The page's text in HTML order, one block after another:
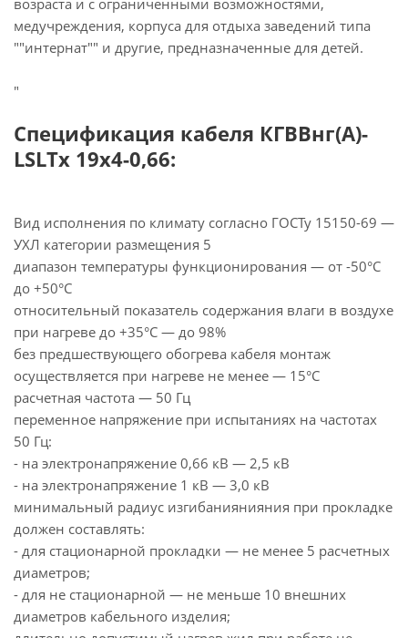
возраста и с ограниченными возможностями,
медучреждения, корпуса для отдыха заведений типа
""интернат"" и другие, предназначенные для детей.
"
Спецификация кабеля КГВВнг(А)-
LSLTx 19х4-0,66:
Вид исполнения по климату согласно ГОСТу 15150-69 —
УХЛ категории размещения 5
диапазон температуры функционирования — от -50°С
до +50°С
относительный показатель содержания влаги в воздухе
при нагреве до +35°С — до 98%
без предшествующего обогрева кабеля монтаж
осуществляется при нагреве не менее — 15°С
расчетная частота — 50 Гц
переменное напряжение при испытаниях на частотах
50 Гц:
- на электронапряжение 0,66 кВ — 2,5 кВ
- на электронапряжение 1 кВ — 3,0 кВ
минимальный радиус изгибаниянияния при прокладке
должен составлять:
- для стационарной прокладки — не менее 5 расчетных
диаметров;
- для не стационарной — не меньше 10 внешних
диаметров кабельного изделия;